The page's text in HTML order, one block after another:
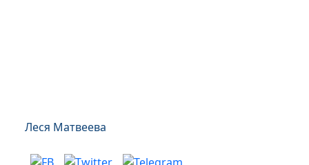
Леся Матвеева